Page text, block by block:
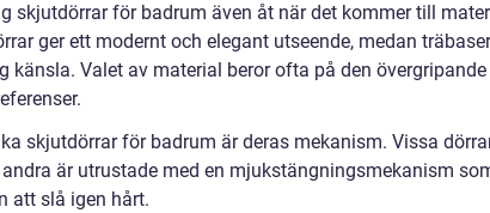
skjutdörrar för badrum även åt när det kommer till
ger ett modernt och elegant utseende, medan
känsla. Valet av material beror ofta på den
skjutdörrar för badrum är deras mekanism. Vissa
är utrustade med en mjukstängningsmekanism
att slå igen hårt.